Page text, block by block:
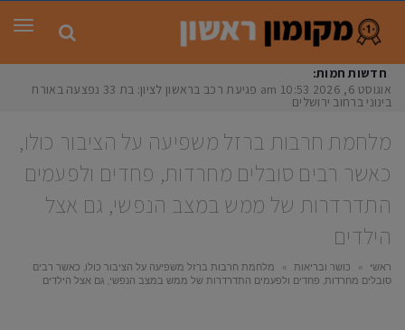
חדשות חמות:
אוגוסט 6, 2026
10:53 am פגיעת רכב בראשון לציון: בת 33 נפצעה באורח
בינוני ברחוב ירושלים
מלחמת חרבות ברזל משפיעה על הציבור כולו,
כאשר רבים סובלים מחרדות, פחדים ולפעמים
התדרדרות של ממש במצב הנפשי, גם אצל
הילדים
ראשי » כושר ובריאות »
מלחמת חרבות ברזל משפיעה על הציבור כולו, כאשר רבים
סובלים מחרדות, פחדים ולפעמים התדרדרות של ממש במצב הנפשי, גם אצל הילדים